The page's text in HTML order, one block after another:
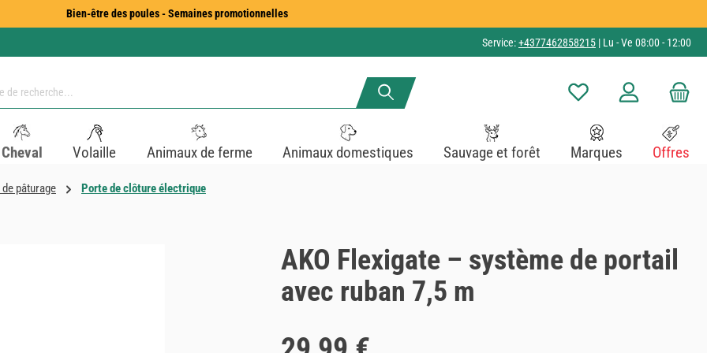
Bien-être des poules - Semaines promotionnelles
Service:+4377462858215 | Lu - Ve 08:00 - 12:00
Vous avez 0 articles dans
Cheval Volaille Animaux de ferme Animaux domestiques Sauvage et forêt Marques Offres
pâturage Porte de clôture électrique
AKO Flexigate – système de portail
avec ruban 7,5 m
Prix régulier :